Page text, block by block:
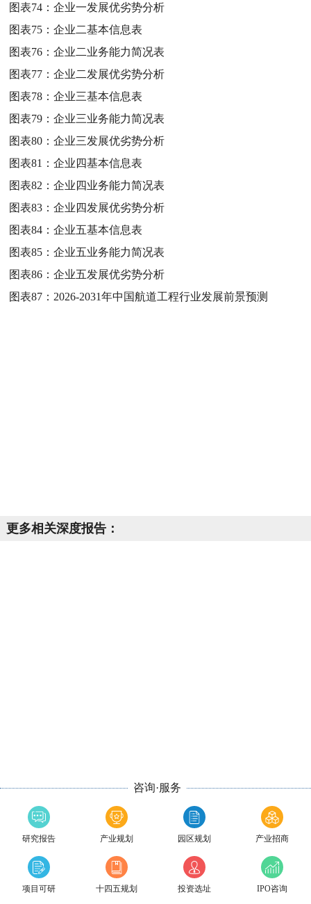
图表74：企业一发展优劣势分析
图表75：企业二基本信息表
图表76：企业二业务能力简况表
图表77：企业二发展优劣势分析
图表78：企业三基本信息表
图表79：企业三业务能力简况表
图表80：企业三发展优劣势分析
图表81：企业四基本信息表
图表82：企业四业务能力简况表
图表83：企业四发展优劣势分析
图表84：企业五基本信息表
图表85：企业五业务能力简况表
图表86：企业五发展优劣势分析
图表87： 2026-2031年中国航道工程行业发展前景预测
更多相关深度报告：
咨询·服务
研究报告 产业规划 园区规划 产业招商
项目可研 十四五规划 投资选址 IPO咨询